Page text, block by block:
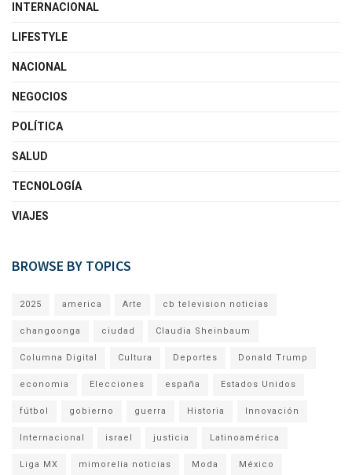
INTERNACIONAL
LIFESTYLE
NACIONAL
NEGOCIOS
POLÍTICA
SALUD
TECNOLOGÍA
VIAJES
BROWSE BY TOPICS
2025 america Arte cb television noticias
changoonga ciudad Claudia Sheinbaum
Columna Digital Cultura Deportes Donald Trump
economia Elecciones españa Estados Unidos
fútbol gobierno guerra Historia Innovación
Internacional israel justicia Latinoamérica
Liga MX mimorelia noticias Moda México